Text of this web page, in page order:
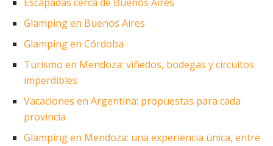
Glamping en Buenos Aires
Glamping en Córdoba
Turismo en Mendoza: viñedos, bodegas y circuitos
imperdibles
Vacaciones en Argentina: propuestas para cada
provincia
Glamping en Mendoza: una experiencia única, entre